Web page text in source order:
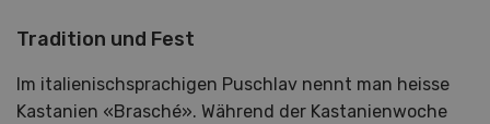
Tradition und Fest
Im italienischsprachigen Puschlav nennt man heisse
Kastanien «Brasché». Während der Kastanienwoche